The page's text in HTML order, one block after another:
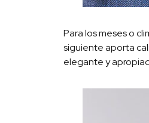
Para los meses o
siguiente aporta
elegante y